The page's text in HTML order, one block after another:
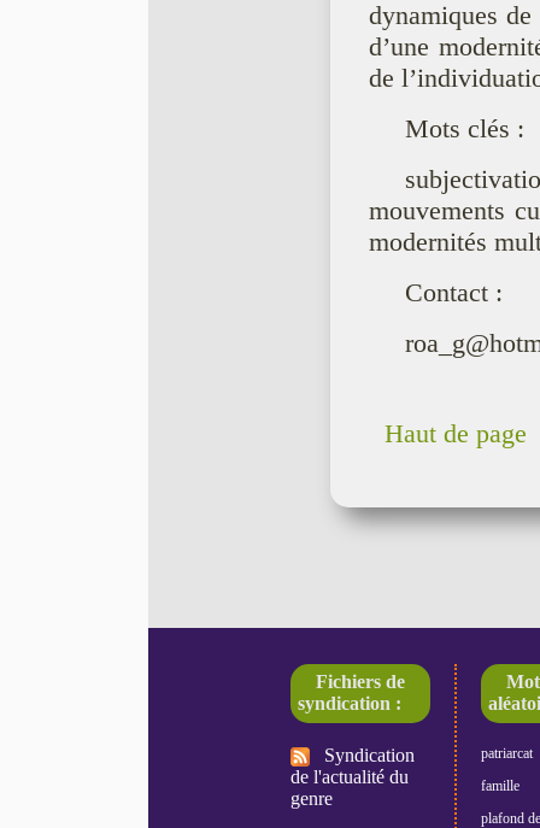
dynamiques
d’une
de
Mots clés :
mouvements
modernités
Contact :
Haut de page
Fichiers de
syndication :
Syndication
de l'actualité du
genre
patriarcat
famille
plafond